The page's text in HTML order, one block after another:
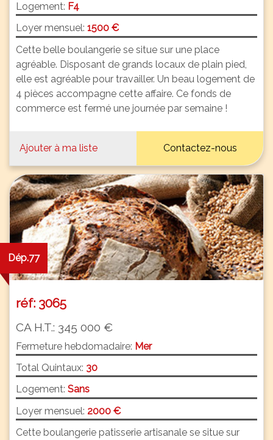
Logement: F4
Loyer mensuel: 1500 €
Cette belle boulangerie se situe sur une place
agréable. Disposant de grands locaux de plain pied,
elle est agréable pour travailler. Un beau logement de
4 pièces accompagne cette affaire. Ce fonds de
commerce est fermé une journée par semaine !
Ajouter à ma liste Contactez-nous
Dép.77
réf: 3065
CA H.T.: 345 000 €
Fermeture hebdomadaire: Mer
Total Quintaux: 30
Logement: Sans
Loyer mensuel: 2000 €
Cette boulangerie patisserie artisanale se situe sur